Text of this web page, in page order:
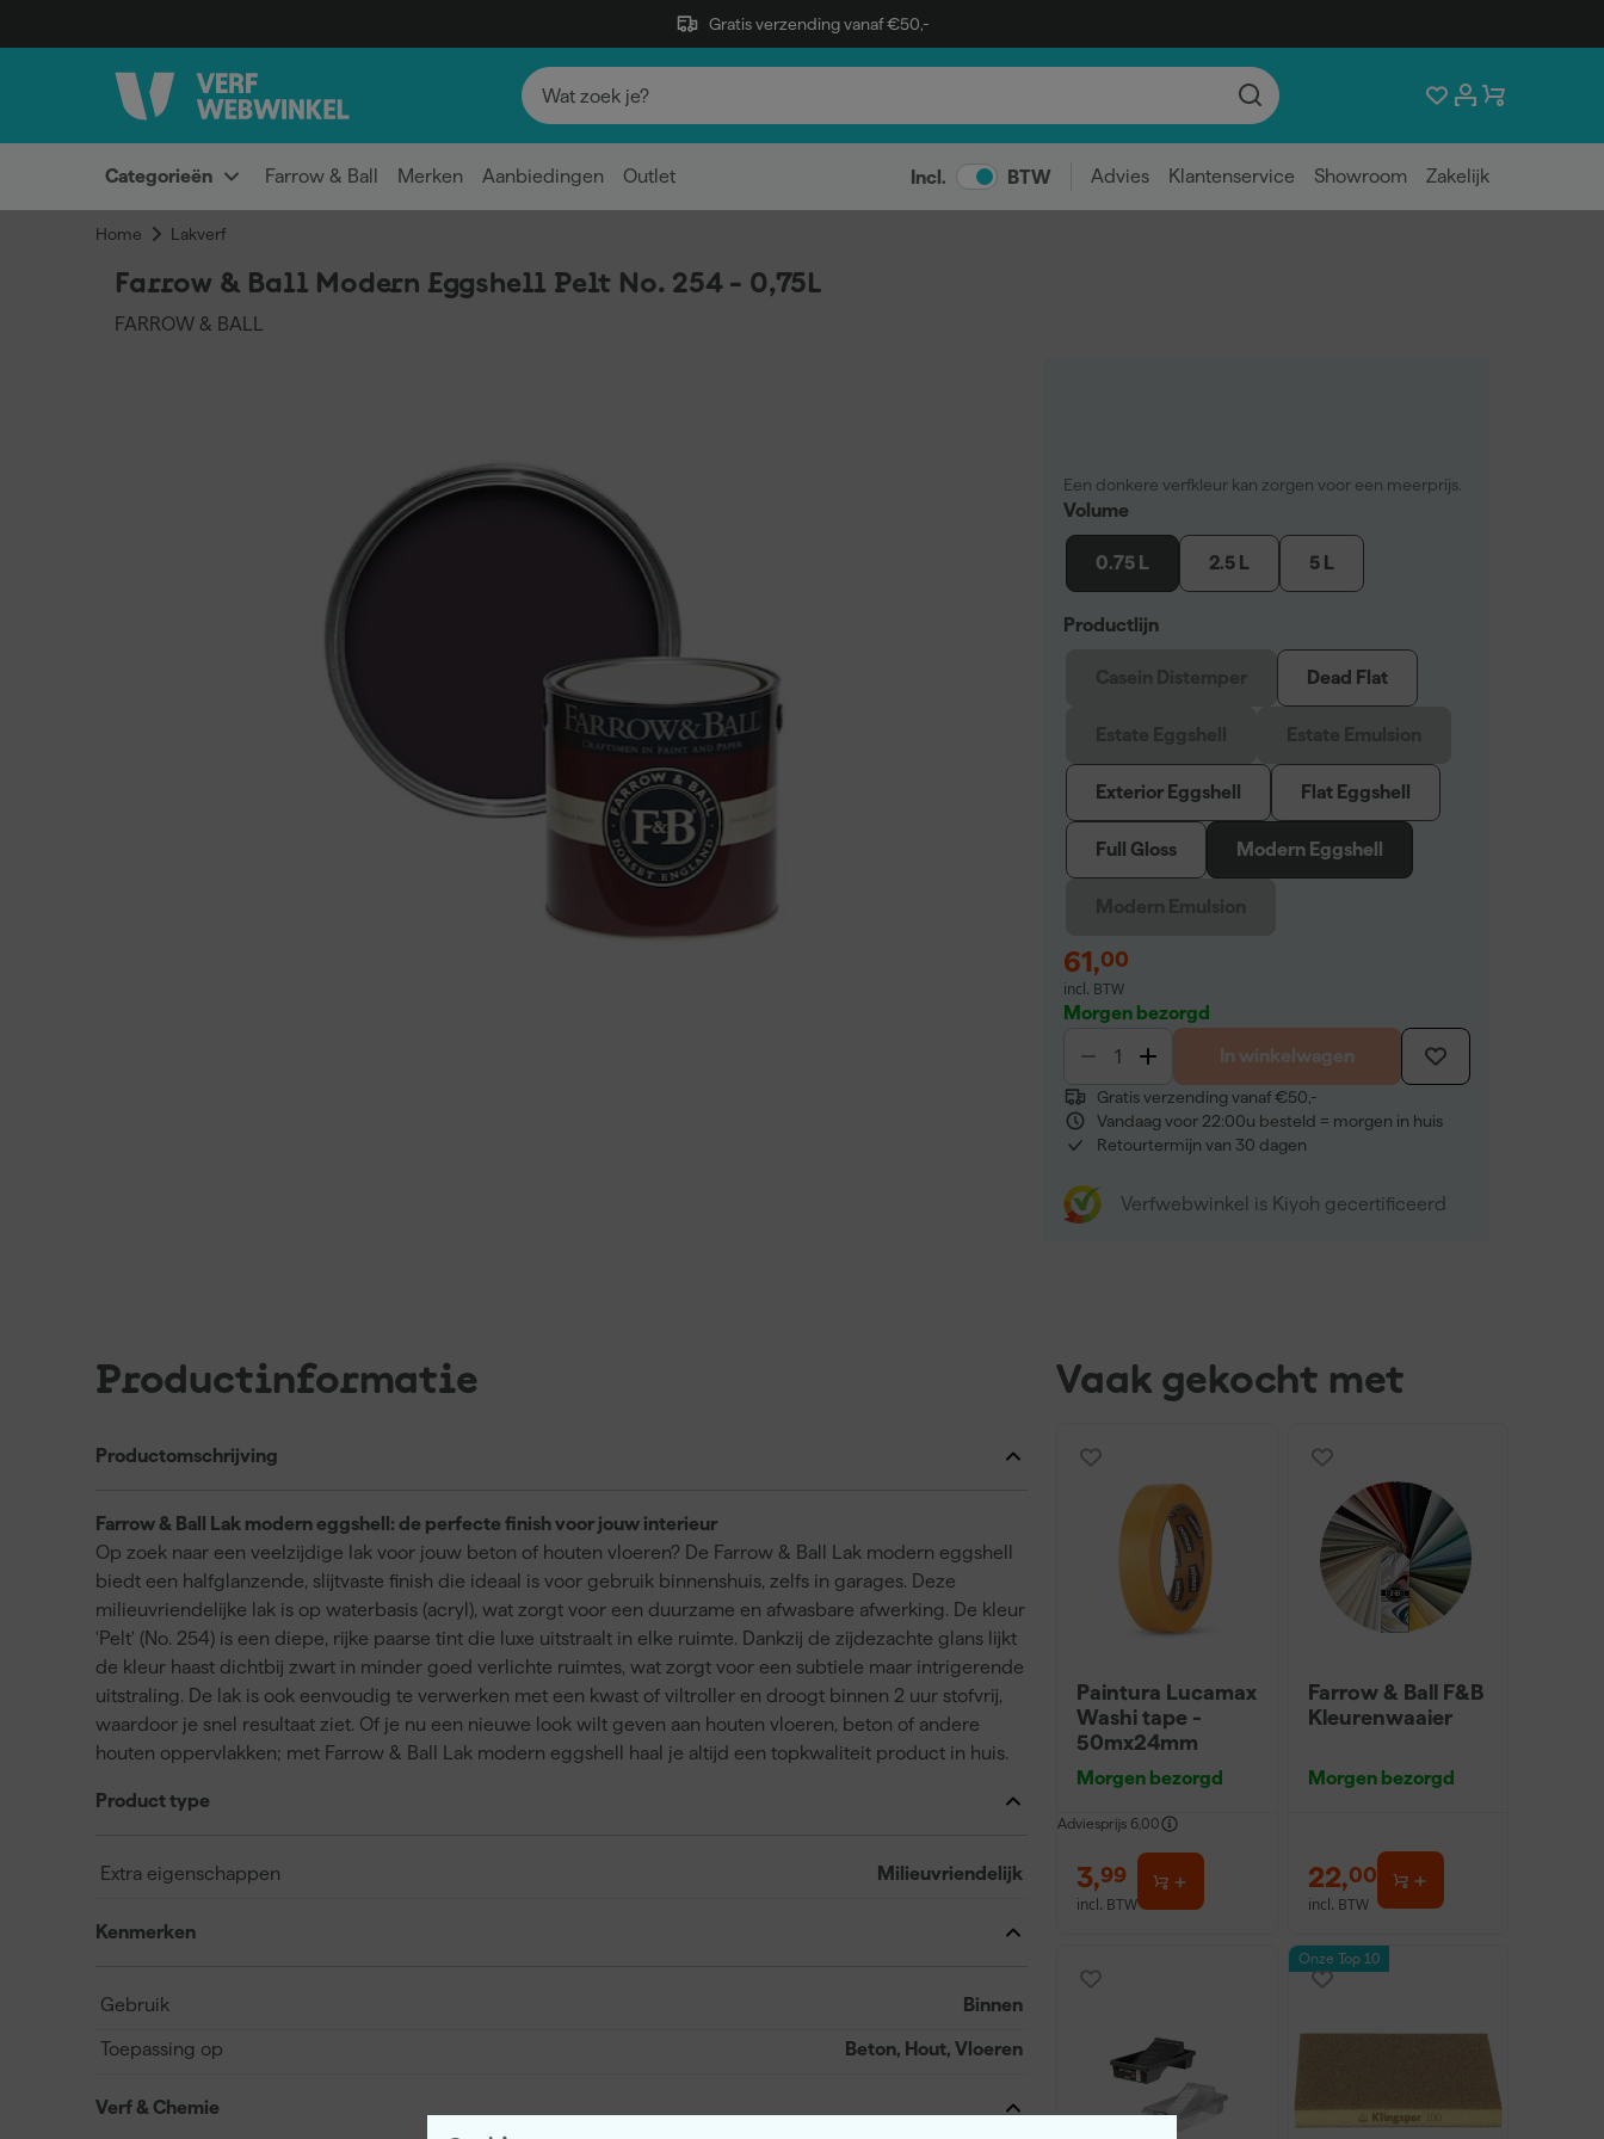
Gratis verzending vanaf €50,-
Categorieën Farrow & Ball Merken Aanbiedingen Outlet Incl. BTW Advies Klantenservice Showroom Zakelijk
Home Lakverf
Farrow & Ball Modern Eggshell Pelt No. 254 - 0,75L
FARROW & BALL
Een donkere verfkleur kan zorgen voor een meerprijs.
Volume
0.75 L 2.5 L 5 L
Productlijn
Dead Flat
Exterior Eggshell Flat Eggshell
Full Gloss Modern Eggshell
61,00
incl. BTW
Morgen bezorgd
In winkelwagen
Gratis verzending vanaf €50,-
Vandaag voor 22:00u besteld = morgen in huis
Retourtermijn van 30 dagen
Verfwebwinkel is Kiyoh gecertificeerd
Productinformatie
Productomschrijving
Farrow & Ball Lak modern eggshell: de perfecte finish voor jouw interieur
Op zoek naar een veelzijdige lak voor jouw beton of houten vloeren? De Farrow & Ball Lak modern eggshell
biedt een halfglanzende, slijtvaste finish die ideaal is voor gebruik binnenshuis, zelfs in garages. Deze
milieuvriendelijke lak is op waterbasis (acryl), wat zorgt voor een duurzame en afwasbare afwerking. De kleur
'Pelt' (No. 254) is een diepe, rijke paarse tint die luxe uitstraalt in elke ruimte. Dankzij de zijdezachte glans lijkt
de kleur haast dichtbij zwart in minder goed verlichte ruimtes, wat zorgt voor een subtiele maar intrigerende
uitstraling. De lak is ook eenvoudig te verwerken met een kwast of viltroller en droogt binnen 2 uur stofvrij,
waardoor je snel resultaat ziet. Of je nu een nieuwe look wilt geven aan houten vloeren, beton of andere
houten oppervlakken; met Farrow & Ball Lak modern eggshell haal je altijd een topkwaliteit product in huis.
Product type
Extra eigenschappen Milieuvriendelijk
Kenmerken
Gebruik Binnen
Toepassing op Beton, Hout, Vloeren
Verf & Chemie
Vaak gekocht met
Paintura Lucamax
Washi tape -
50mx24mm
Morgen bezorgd
Adviesprijs 6,00
3,99
incl. BTW
Farrow & Ball F&B
Kleurenwaaier
Morgen bezorgd
22,00
incl. BTW
Onze Top 10